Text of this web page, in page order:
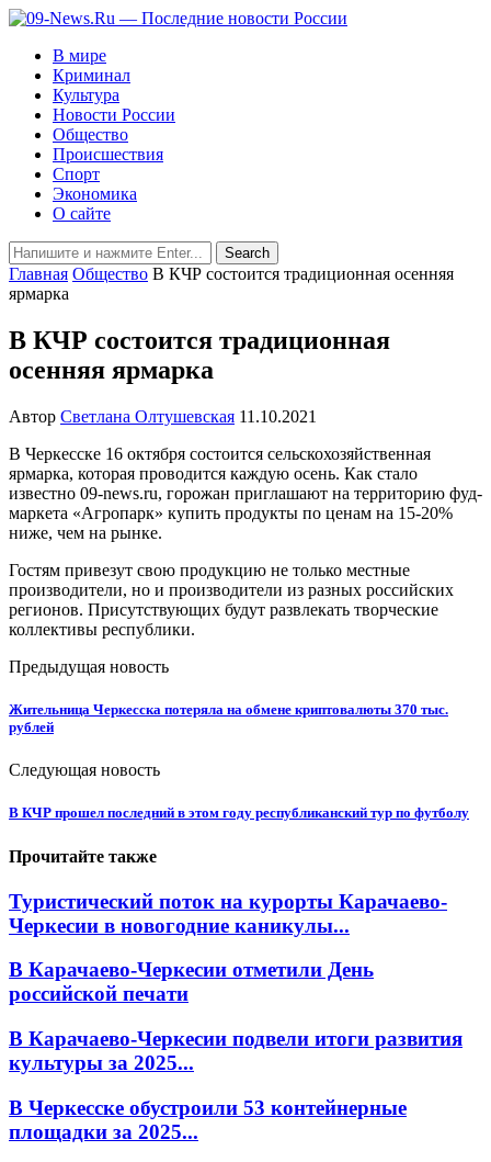
В мире
Криминал
Культура
Новости России
Общество
Происшествия
Спорт
Экономика
О сайте
Главная Общество В КЧР состоится традиционная осенняя
ярмарка
В КЧР состоится традиционная
осенняя ярмарка
Автор Светлана Олтушевская 11.10.2021
В Черкесске 16 октября состоится сельскохозяйственная
ярмарка, которая проводится каждую осень. Как стало
известно 09-news.ru, горожан приглашают на территорию фуд-
маркета «Агропарк» купить продукты по ценам на 15-20%
ниже, чем на рынке.
Гостям привезут свою продукцию не только местные
производители, но и производители из разных российских
регионов. Присутствующих будут развлекать творческие
коллективы республики.
Предыдущая новость
Жительница Черкесска потеряла на обмене криптовалюты 370 тыс.
рублей
Следующая новость
В КЧР прошел последний в этом году республиканский тур по футболу
Прочитайте также
Туристический поток на курорты Карачаево-
Черкесии в новогодние каникулы...
В Карачаево-Черкесии отметили День
российской печати
В Карачаево-Черкесии подвели итоги развития
культуры за 2025...
В Черкесске обустроили 53 контейнерные
площадки за 2025...